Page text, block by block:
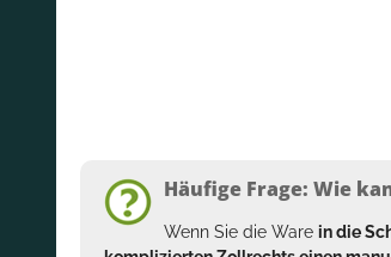
Häufige Frage: Wie
Wenn Sie die Ware in die